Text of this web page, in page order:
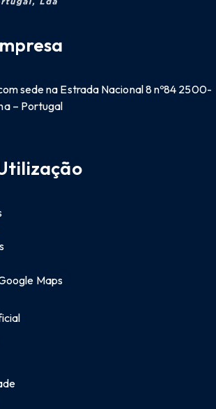
sede na Estrada Nacional 8 nº84 2500-
– Portugal
Maps